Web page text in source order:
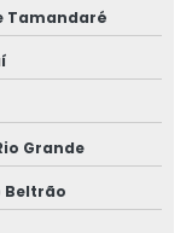
Tamandaré
Grande
Beltrão